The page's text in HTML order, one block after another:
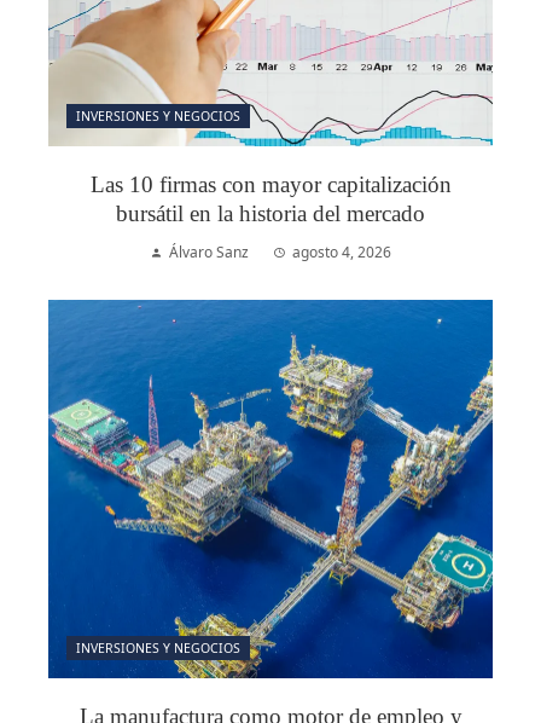
INVERSIONES Y NEGOCIOS
Las 10 firmas con mayor capitalización
bursátil en la historia del mercado
Álvaro Sanz agosto 4, 2026
INVERSIONES Y NEGOCIOS
La manufactura como motor de empleo y